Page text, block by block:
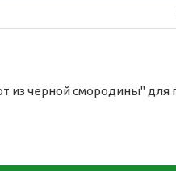
из черной смородины" для